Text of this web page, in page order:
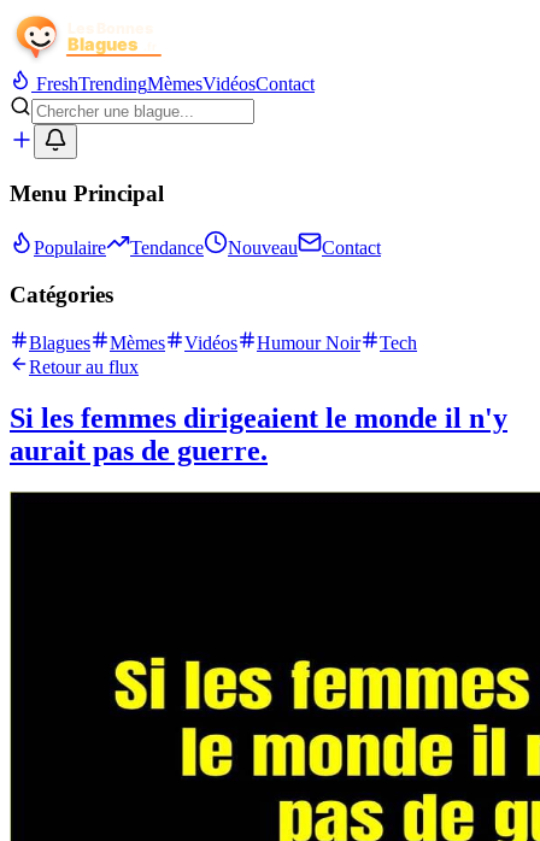
FreshTrendingMèmesVidéosContact
Menu Principal
Populaire Tendance Nouveau Contact
Catégories
Blagues Mèmes Vidéos Humour Noir
Tech
Retour au flux
Si les femmes dirigeaient le monde il n'y
aurait pas de guerre.